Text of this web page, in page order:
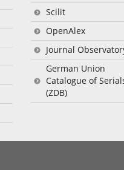
Scilit
OpenAlex
Journal
German Union
Catalogue of
(ZDB)